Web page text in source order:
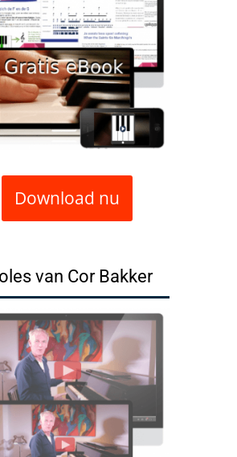
Download nu
van Cor Bakker